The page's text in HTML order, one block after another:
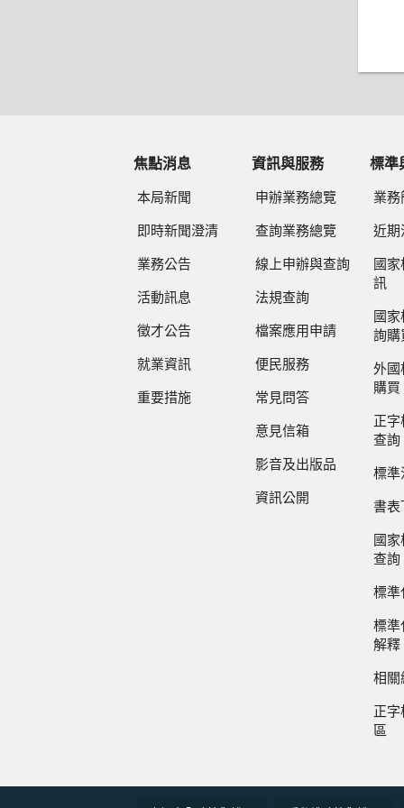
焦點消息
本局新聞
即時新聞澄清
業務公告
活動訊息
徵才公告
就業資訊
重要措施
資訊與服務
申辦業務總覽
查詢業務總覽
線上申辦與查詢
法規查詢
檔案應用申請
便民服務
常見問答
意見信箱
影音及出版品
資訊公開
標準
業務
近期
國
訊
國
詢購
外國
購買
正
查詢
標準
書表
國
查詢
標準
標準
解釋
相關
正
區